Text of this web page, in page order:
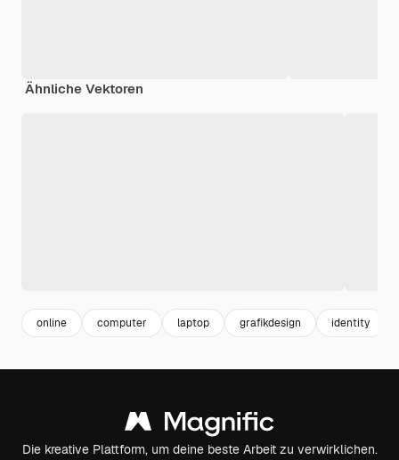
Ähnliche Vektoren
online computer laptop grafikdesign identity
Die kreative Plattform, um deine beste Arbeit zu verwirklichen.